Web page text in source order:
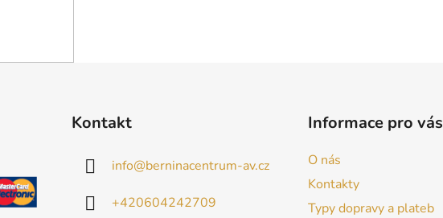
Kontakt
info@berninacentrum-av.cz
+420604242709
Informace pro vás
O nás
Kontakty
Typy dopravy a plateb